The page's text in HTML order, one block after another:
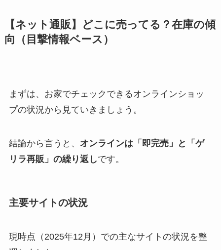
【ネット通販】どこに売ってる？在庫の傾
向（目撃情報ベース）
まずは、お家でチェックできるオンラインショッ
プの状況から見ていきましょう。
結論から言うと、 オンラインは「即完売」と「ゲ
リラ再販」の繰り返しです。
主要サイトの状況
現時点（2025年12月）での主なサイトの状況を整